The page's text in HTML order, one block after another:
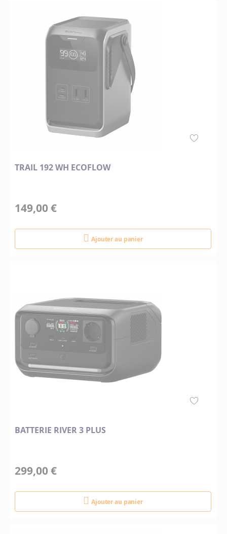
TRAIL 192 WH ECOFLOW
149,00 €
Ajouter au panier
BATTERIE RIVER 3 PLUS
299,00 €
Ajouter au panier